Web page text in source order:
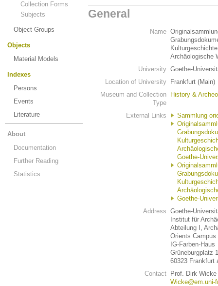
Collection Forms
Subjects
Object Groups
Objects
Material Models
Indexes
Persons
Events
Literature
About
Documentation
Further Reading
Statistics
General
Name
Archäologische
University Goethe-
Location of University
Frankfurt (Main)
Museum and Collection
Type
History &
External Links
Sammlung
Goethe-
Goethe-
Address Goethe-
Institut für
Abteilung I,
Orients Campus
IG-Farben-Haus
Grüneburgplatz 1
60323 Frankfurt
Contact
Prof. Dirk Wicke
Wicke@em.uni-